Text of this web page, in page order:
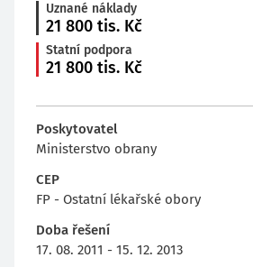
Uznané náklady
21 800 tis. Kč
Statní podpora
21 800 tis. Kč
Poskytovatel
Ministerstvo obrany
CEP
FP - Ostatní lékařské obory
Doba řešení
17. 08. 2011 - 15. 12. 2013